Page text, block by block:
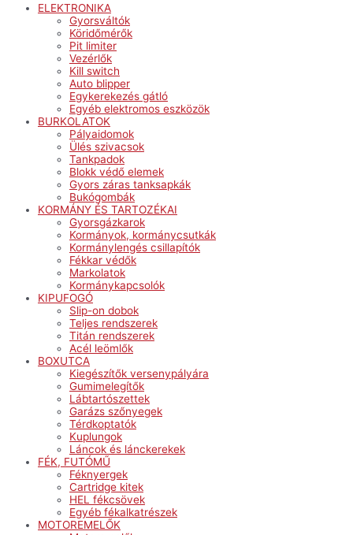
ELEKTRONIKA
Gyorsváltók
Köridőmérők
Pit limiter
Vezérlők
Kill switch
Auto blipper
Egykerekezés gátló
Egyéb elektromos eszközök
BURKOLATOK
Pályaidomok
Ülés szivacsok
Tankpadok
Blokk védő elemek
Gyors záras tanksapkák
Bukógombák
KORMÁNY ÉS TARTOZÉKAI
Gyorsgázkarok
Kormányok, kormánycsutkák
Kormánylengés csillapítók
Fékkar védők
Markolatok
Kormánykapcsolók
KIPUFOGÓ
Slip-on dobok
Teljes rendszerek
Titán rendszerek
Acél leömlők
BOXUTCA
Kiegészítők versenypályára
Gumimelegítők
Lábtartószettek
Garázs szőnyegek
Térdkoptatók
Kuplungok
Láncok és lánckerekek
FÉK, FUTÓMŰ
Féknyergek
Cartridge kitek
HEL fékcsövek
Egyéb fékalkatrészek
MOTOREMELŐK